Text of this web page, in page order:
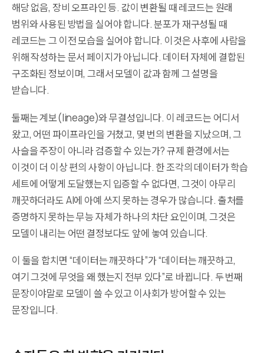
해당 없음, 장비 오프라인 등. 값이 변환될 때 레코드는 원래
범위와 사용된 방법을 실어야 합니다. 분포가 재구성될 때
레코드는 그 이전 모습을 실어야 합니다. 이것은 사후에 사람을
위해 작성하는 문서 페이지가 아닙니다. 데이터 자체에 결합된
구조화된 정보이며, 그래서 모델이 값과 함께 그 설명을
받습니다.
둘째는 계보(lineage)와 무결성입니다. 이 레코드는 어디서
왔고, 어떤 파이프라인을 거쳤고, 몇 번의 변환을 지났으며, 그
사슬을 주장이 아니라 검증할 수 있는가? 규제 환경에서는
이것이 더 이상 편의 사항이 아닙니다. 한 조각의 데이터가 학습
세트에 어떻게 도달했는지 입증할 수 없다면, 그것이 아무리
깨끗하더라도 AI에 아예 쓰지 못하는 경우가 많습니다. 출처를
증명하지 못하는 무능 자체가 하나의 차단 요인이며, 그것은
모델이 내리는 어떤 결정보다도 앞에 놓여 있습니다.
이 둘을 합치면 “데이터는 깨끗하다”가 “데이터는 깨끗하고,
여기 그것에 무엇을 왜 했는지 전부 있다”로 바뀝니다. 두 번째
문장이야말로 모델이 쓸 수 있고 이사회가 방어할 수 있는
문장입니다.